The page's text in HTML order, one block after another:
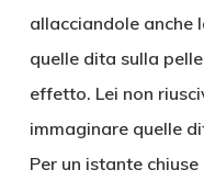
allacciandole anche
quelle dita sulla
effetto. Lei non
immaginare quelle
Per un istante